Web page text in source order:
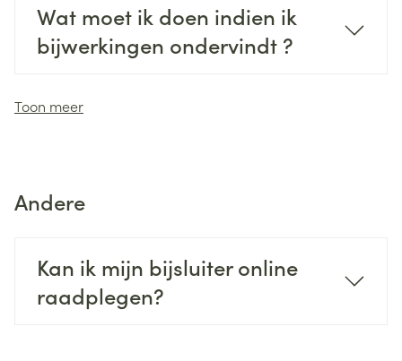
Wat moet ik doen indien ik
bijwerkingen ondervindt ?
Toon meer
Andere
Kan ik mijn bijsluiter online
raadplegen?